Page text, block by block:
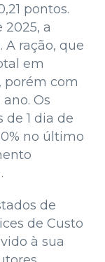
pontos.
a
A ração, que
em
porém com
Os
1 dia de
no último
de
de Custo
à sua